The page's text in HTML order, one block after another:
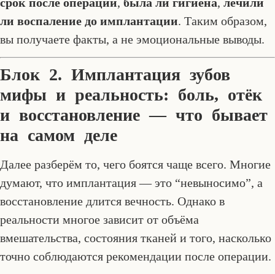
ли воспаление до имплантации. Таким образом,
вы получаете факты, а не эмоциональные выводы.
Блок 2. Имплантация зубов
мифы и реальность: боль, отёк
и восстановление — что бывает
на самом деле
Далее разберём то, чего боятся чаще всего. Многие
думают, что имплантация — это “невыносимо”, а
восстановление длится вечность. Однако в
реальности многое зависит от объёма
вмешательства, состояния тканей и того, насколько
точно соблюдаются рекомендации после операции.